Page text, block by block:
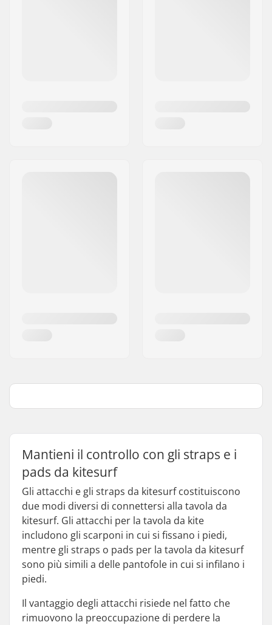
Mantieni il controllo con gli straps e i
pads da kitesurf
Gli attacchi e gli straps da kitesurf costituiscono
due modi diversi di connettersi alla tavola da
kitesurf. Gli attacchi per la tavola da kite
includono gli scarponi in cui si fissano i piedi,
mentre gli straps o pads per la tavola da kitesurf
sono più simili a delle pantofole in cui si infilano i
piedi.
Il vantaggio degli attacchi risiede nel fatto che
rimuovono la preoccupazione di perdere la